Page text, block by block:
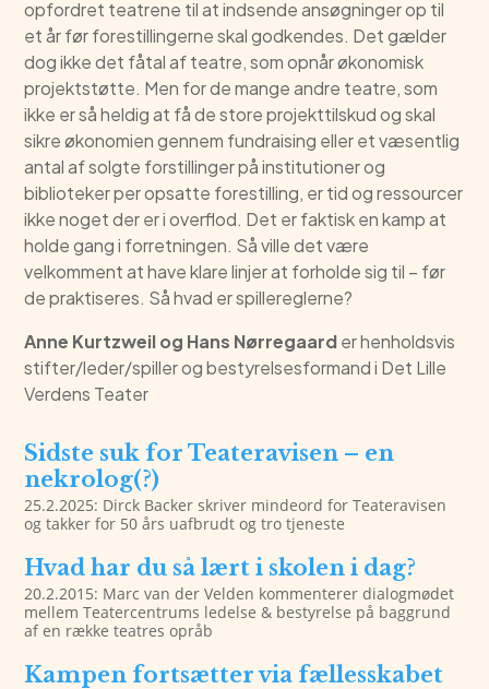
opfordret teatrene til at indsende ansøgninger op til
et år før forestillingerne skal godkendes. Det gælder
dog ikke det fåtal af teatre, som opnår økonomisk
projektstøtte. Men for de mange andre teatre, som
ikke er så heldig at få de store projekttilskud og skal
sikre økonomien gennem fundraising eller et væsentlig
antal af solgte forstillinger på institutioner og
biblioteker per opsatte forestilling, er tid og ressourcer
ikke noget der er i overflod. Det er faktisk en kamp at
holde gang i forretningen. Så ville det være
velkomment at have klare linjer at forholde sig til – før
de praktiseres. Så hvad er spillereglerne?
Anne Kurtzweil og Hans Nørregaarder henholdsvis
stifter/leder/spiller og bestyrelsesformand i Det Lille
Verdens Teater
Sidste suk for Teateravisen – en
nekrolog(?)
25.2.2025: Dirck Backer skriver mindeord for Teateravisen
og takker for 50 års uafbrudt og tro tjeneste
Hvad har du så lært i skolen i dag?
20.2.2015: Marc van der Velden kommenterer dialogmødet
mellem Teatercentrums ledelse & bestyrelse på baggrund
af en række teatres opråb
Kampen fortsætter via fællesskabet